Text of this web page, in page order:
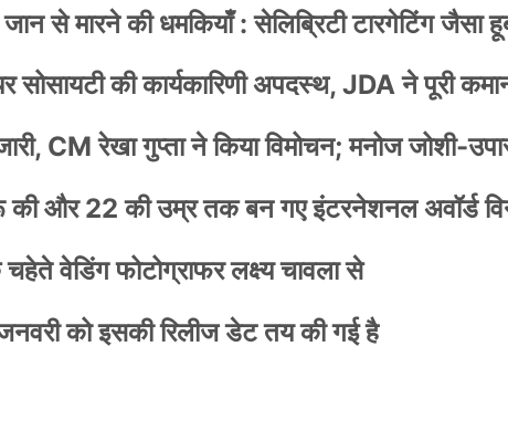
से मारने की धमकियाँ : सेलिब्रिटी टारगेटिंग जैसा
की कार्यकारिणी अपदस्थ, JDA ने पूरी
जारी, CM रेखा गुप्ता ने किया विमोचन; मनोज जोशी-
और 22 की उम्र तक बन गए इंटरनेशनल अवॉर्ड
वेडिंग फोटोग्राफर लक्ष्य चावला से
को इसकी रिलीज डेट तय की गई है